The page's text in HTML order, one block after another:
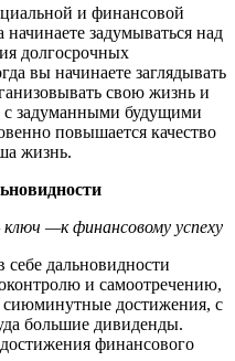
и финансовой
начинаете задумываться над
долгосрочных
вы начинаете заглядывать
свою жизнь и
с задуманными будущими
повышается качество
жизнь.
—к финансовому успеху
себе дальновидности
и самоотречению,
сиюминутные достижения, с
большие дивиденды.
финансового